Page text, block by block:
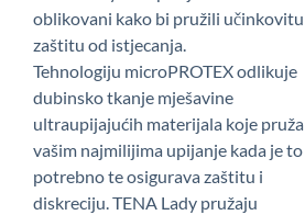
oblikovani kako bi pružili učinkovitu
zaštitu od istjecanja.
Tehnologiju microPROTEX odlikuje
dubinsko tkanje mješavine
ultraupijajućih materijala koje pruža
vašim najmilijima upijanje kada je to
potrebno te osigurava zaštitu i
diskreciju. TENA Lady pružaju